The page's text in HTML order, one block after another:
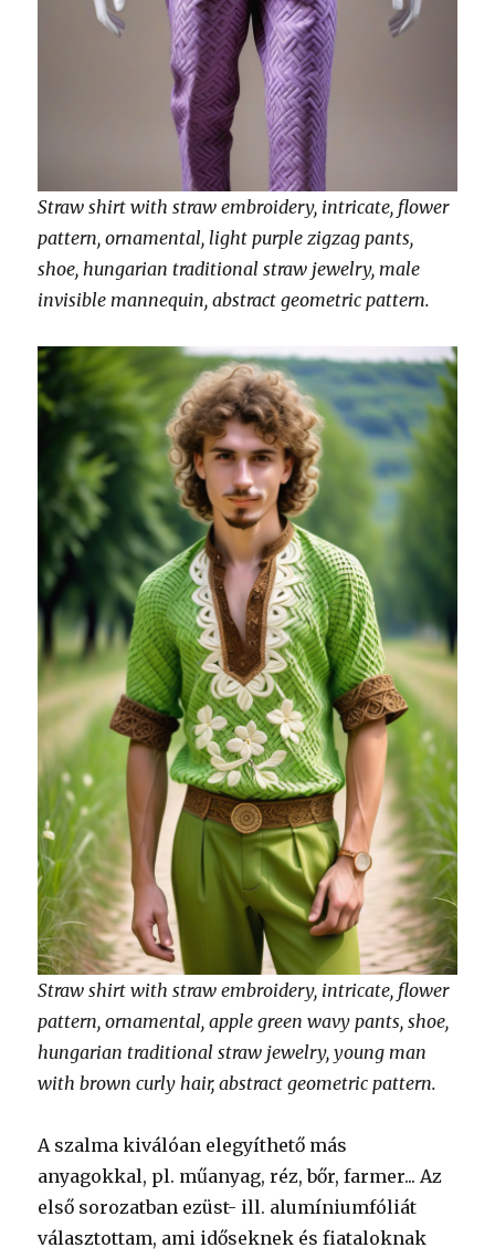
Straw shirt with straw embroidery, intricate, flower
pattern, ornamental, light purple zigzag pants,
shoe, hungarian traditional straw jewelry, male
invisible mannequin, abstract geometric pattern.
Straw shirt with straw embroidery, intricate, flower
pattern, ornamental, apple green wavy pants, shoe,
hungarian traditional straw jewelry, young man
with brown curly hair, abstract geometric pattern.
A szalma kiválóan elegyíthető más
anyagokkal, pl. műanyag, réz, bőr, farmer... Az
első sorozatban ezüst- ill. alumíniumfóliát
választottam, ami időseknek és fiataloknak